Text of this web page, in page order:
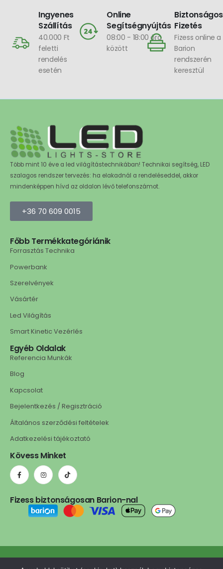
Ingyenes
Szállítás
40.000 Ft
feletti
rendelés
esetén
Online
Segítségnyújtás
08:00 - 18:00 óra
között
Biztonságos
Fizetés
Fizess online a
Barion
rendszerén
keresztül
Több mint 10 éve a led világítástechnikában! Technikai segítség, LED
szalagos rendszer tervezés: ha elakadnál a rendeléseddel, akkor
mindenképpen hívd az oldalon lévő telefonszámot.
+36 70 609 0015
Főbb Termékkategóriánik
Forrasztás Technika
Powerbank
Szerelvények
Vásártér
Led Világítás
Smart Kinetic Vezérlés
Egyéb Oldalak
Referencia Munkák
Blog
Kapcsolat
Bejelentkezés / Regisztráció
Általános szerződési feltételek
Adatkezelési tájékoztató
Kövess Minket
Fizess biztonságosan Barion-nal